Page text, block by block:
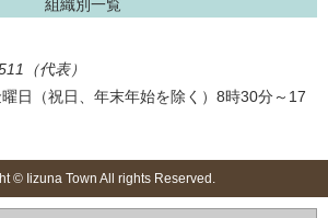
組織別一覧
（代表）
日（祝日、年末年始を除く）8時30分～17
© Iizuna Town All rights Reserved.